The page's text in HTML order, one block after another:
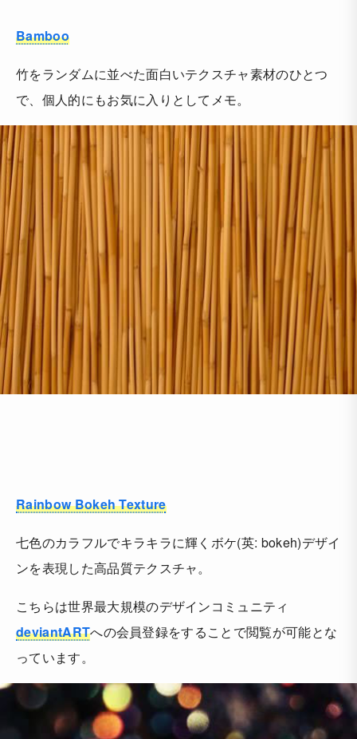
Bamboo
竹をランダムに並べた面白いテクスチャ素材のひとつ
で、個人的にもお気に入りとしてメモ。
Rainbow Bokeh Texture
七色のカラフルでキラキラに輝くボケ(英: bokeh)デザイ
ンを表現した高品質テクスチャ。
こちらは世界最大規模のデザインコミュニティ
deviantARTへの会員登録をすることで閲覧が可能とな
っています。